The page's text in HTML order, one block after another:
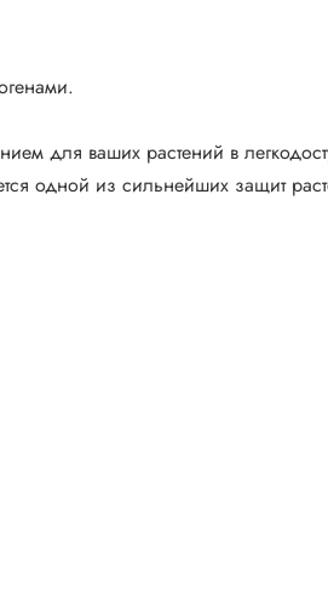
для ваших растений в
одной из сильнейших защит